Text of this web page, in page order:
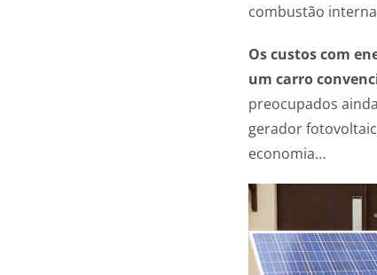
combustão
Os custos com
um carro
preocupados
gerador
economia…